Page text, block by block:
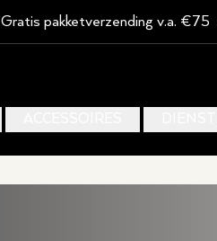
Gratis pakketverzending v.a. €75